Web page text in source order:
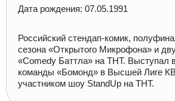
Дата рождения: 07.05.1991
Российский стендап-комик,
сезона «Открытого Микрофона» и
«Comedy Баттла» на ТНТ. Выступал
команды «Бомонд» в Высшей Лиге
участником шоу StandUp на ТНТ.